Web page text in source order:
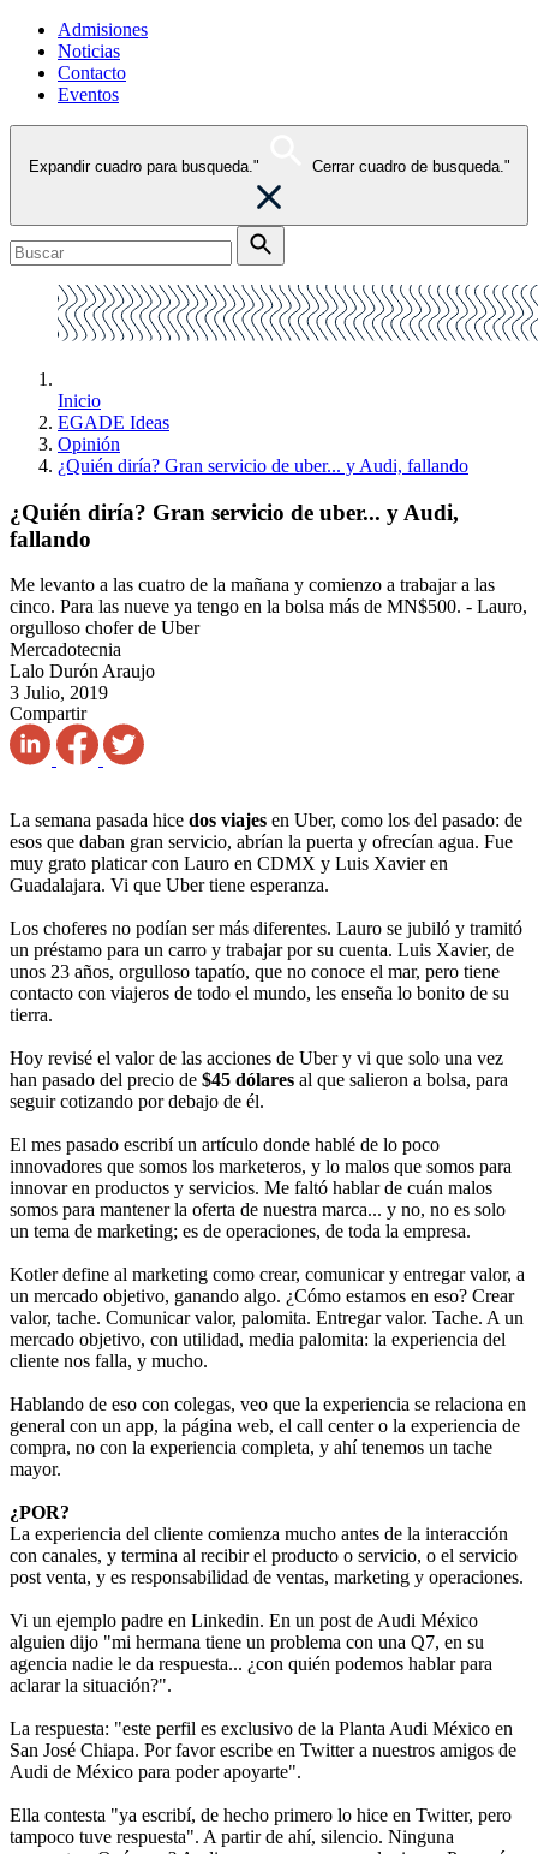
Admisiones
Noticias
Contacto
Eventos
Expandir cuadro para busqueda." Cerrar cuadro de busqueda."
Inicio
EGADE Ideas
Opinión
¿Quién diría? Gran servicio de uber... y Audi, fallando
¿Quién diría? Gran servicio de uber... y Audi,
fallando
Me levanto a las cuatro de la mañana y comienzo a trabajar a las
cinco. Para las nueve ya tengo en la bolsa más de MN$500. - Lauro,
orgulloso chofer de Uber
Mercadotecnia
Lalo Durón Araujo
3 Julio, 2019
Compartir
La semana pasada hice dos viajes en Uber, como los del pasado: de
esos que daban gran servicio, abrían la puerta y ofrecían agua. Fue
muy grato platicar con Lauro en CDMX y Luis Xavier en
Guadalajara. Vi que Uber tiene esperanza.
Los choferes no podían ser más diferentes. Lauro se jubiló y tramitó
un préstamo para un carro y trabajar por su cuenta. Luis Xavier, de
unos 23 años, orgulloso tapatío, que no conoce el mar, pero tiene
contacto con viajeros de todo el mundo, les enseña lo bonito de su
tierra.
Hoy revisé el valor de las acciones de Uber y vi que solo una vez
han pasado del precio de $45 dólares al que salieron a bolsa, para
seguir cotizando por debajo de él.
El mes pasado escribí un artículo donde hablé de lo poco
innovadores que somos los marketeros, y lo malos que somos para
innovar en productos y servicios. Me faltó hablar de cuán malos
somos para mantener la oferta de nuestra marca... y no, no es solo
un tema de marketing; es de operaciones, de toda la empresa.
Kotler define al marketing como crear, comunicar y entregar valor, a
un mercado objetivo, ganando algo. ¿Cómo estamos en eso? Crear
valor, tache. Comunicar valor, palomita. Entregar valor. Tache. A un
mercado objetivo, con utilidad, media palomita: la experiencia del
cliente nos falla, y mucho.
Hablando de eso con colegas, veo que la experiencia se relaciona en
general con un app, la página web, el call center o la experiencia de
compra, no con la experiencia completa, y ahí tenemos un tache
mayor.
¿POR?
La experiencia del cliente comienza mucho antes de la interacción
con canales, y termina al recibir el producto o servicio, o el servicio
post venta, y es responsabilidad de ventas, marketing y operaciones.
Vi un ejemplo padre en Linkedin. En un post de Audi México
alguien dijo "mi hermana tiene un problema con una Q7, en su
agencia nadie le da respuesta... ¿con quién podemos hablar para
aclarar la situación?".
La respuesta: "este perfil es exclusivo de la Planta Audi México en
San José Chiapa. Por favor escribe en Twitter a nuestros amigos de
Audi de México para poder apoyarte".
Ella contesta "ya escribí, de hecho primero lo hice en Twitter, pero
tampoco tuve respuesta". A partir de ahí, silencio. Ninguna